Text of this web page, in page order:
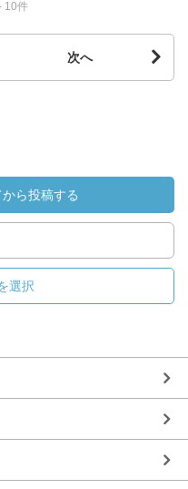
10件
次へ
ら投稿する
選択